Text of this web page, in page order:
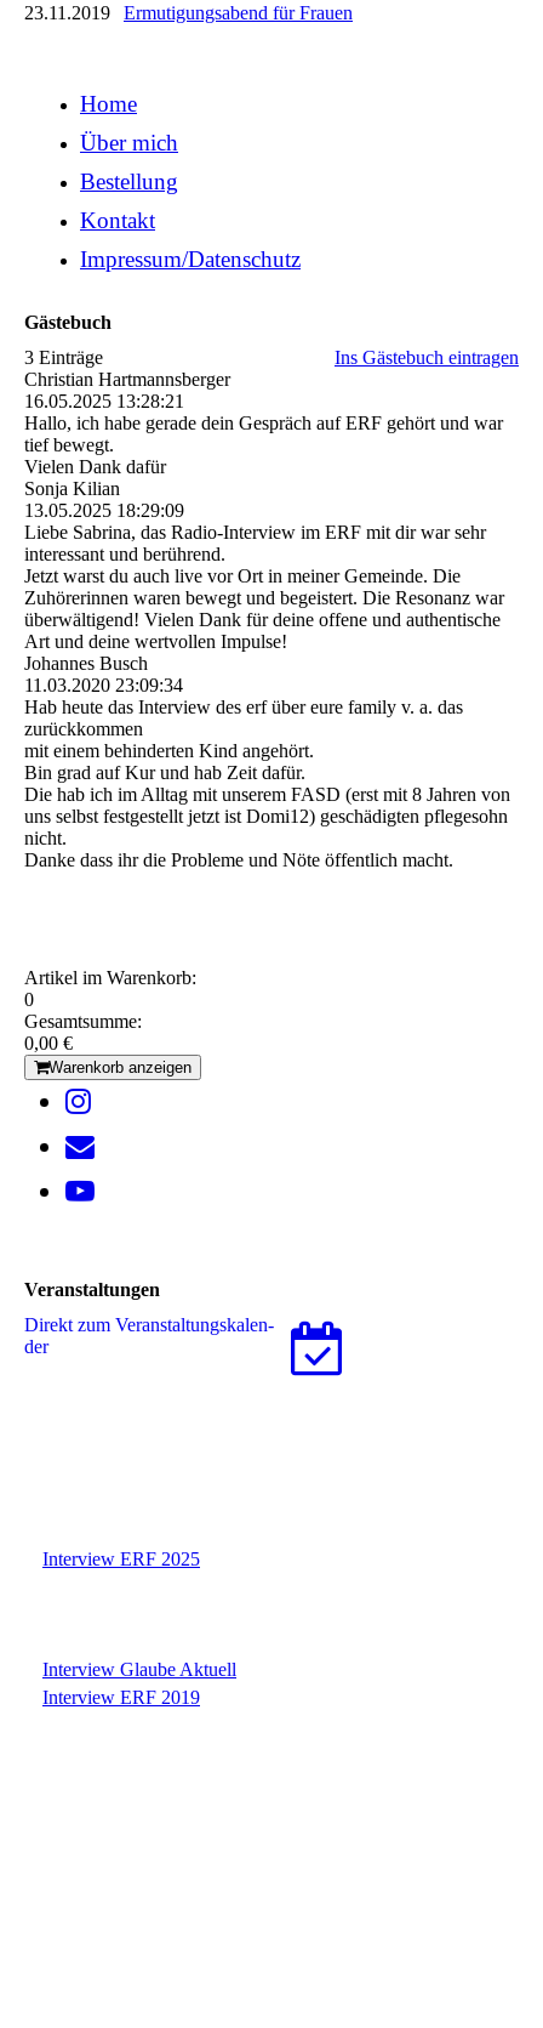
23.11.2019
Ermutigungsabend für Frauen
Home
Über mich
Bestellung
Kontakt
Impressum/Datenschutz
Gästebuch
3 Einträge
Ins Gästebuch eintragen
Christian Hartmannsberger
16.05.2025 13:28:21
Hallo, ich habe gerade dein Gespräch auf ERF gehört und war
tief bewegt.
Vielen Dank dafür
Sonja Kilian
13.05.2025 18:29:09
Liebe Sabrina, das Radio-Interview im ERF mit dir war sehr
interessant und berührend.
Jetzt warst du auch live vor Ort in meiner Gemeinde. Die
Zuhörerinnen waren bewegt und begeistert. Die Resonanz war
überwältigend! Vielen Dank für deine offene und authentische
Art und deine wertvollen Impulse!
Johannes Busch
11.03.2020 23:09:34
Hab heute das Interview des erf über eure family v. a. das
zurückkommen
mit einem behinderten Kind angehört.
Bin grad auf Kur und hab Zeit dafür.
Die hab ich im Alltag mit unserem FASD (erst mit 8 Jahren von
uns selbst festgestellt jetzt ist Domi12) geschädigten pflegesohn
nicht.
Danke dass ihr die Probleme und Nöte öffentlich macht.
Artikel im Warenkorb:
0
Gesamtsumme:
0,00 €
Warenkorb anzeigen
Veranstaltungen
Direkt zum Ver­an­stal­tungs­ka­len­
der
Interview ERF 2025
Interview Glaube Aktuell
Interview ERF 2019